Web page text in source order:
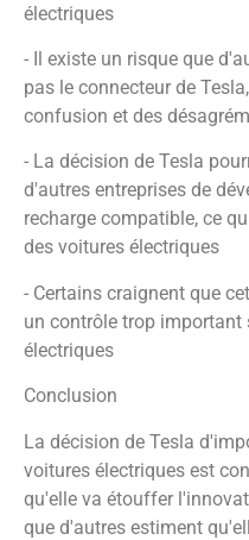
électriques
- Il existe un risque que
pas le connecteur de
confusion et des
- La décision de Tesla
d'autres entreprises de
recharge compatible, ce
des voitures électriques
- Certains craignent que
un contrôle trop important
électriques
Conclusion
La décision de Tesla
voitures électriques est
qu'elle va étouffer
que d'autres estiment